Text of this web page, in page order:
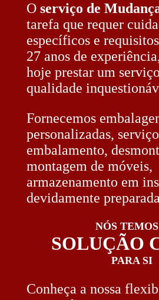
O serviço de
tarefa que requer
específicos e
27 anos de
hoje prestar um
qualidade
Fornecemos
personalizadas,
embalamento,
montagem de móveis,
armazenamento em
devidamente
NÓS
SOLUÇÃO
PARA SI
Conheça a nossa